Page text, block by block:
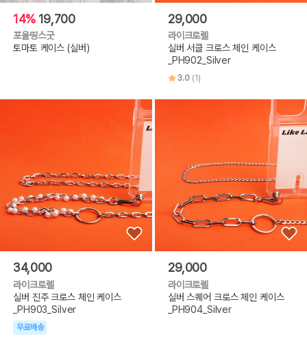
14% 19,700
포올띵스굿
토마토 케이스 (실버)
29,000
라이크로렐
실버 서클 크로스 체인 케이스
_PH902_Silver
3.0 (1)
34,000
라이크로렐
실버 진주 크로스 체인 케이스
_PH903_Silver
무료배송
29,000
라이크로렐
실버 스퀘어 크로스 체인 케이스
_PH904_Silver